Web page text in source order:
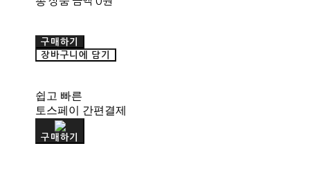
구매하기
장바구니에 담기
쉽고 빠른
토스페이 간편결제
구매하기